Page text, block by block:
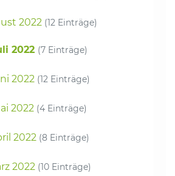
2022 (12 Einträge)
2022 (7 Einträge)
2022 (12 Einträge)
2022 (4 Einträge)
2022 (8 Einträge)
2022 (10 Einträge)